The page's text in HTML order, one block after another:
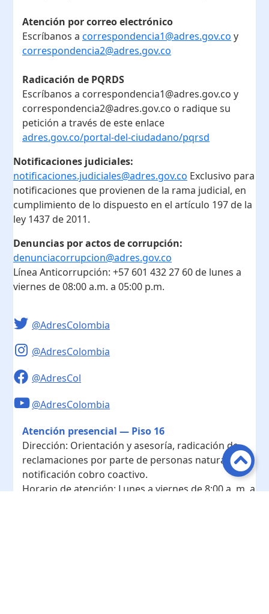
Atención por correo electrónico
Escríbanos a correspondencia1@adres.gov.co y
correspondencia2@adres.gov.co
Radicación de PQRDS
Escríbanos a correspondencia1@adres.gov.co y
correspondencia2@adres.gov.co o radique su
petición a través de este enlace
adres.gov.co/portal-del-ciudadano/pqrsd
Notificaciones judiciales:
notificaciones.judiciales@adres.gov.co Exclusivo para
notificaciones que provienen de la rama judicial, en
cumplimiento de lo dispuesto en el artículo 197 de la
ley 1437 de 2011.
Denuncias por actos de corrupción:
denunciacorrupcion@adres.gov.co
Línea Anticorrupción: +57 601 432 27 60 de lunes a
viernes de 08:00 a.m. a 05:00 p.m.
@AdresColombia
@AdresColombia
@AdresCol
@AdresColombia
Atención presencial — Piso 16
Dirección: Orientación y asesoría, radicación de
reclamaciones por parte de personas naturales y
notificación cobro coactivo.
Horario de atención: Lunes a viernes de 8:00 a. m. a